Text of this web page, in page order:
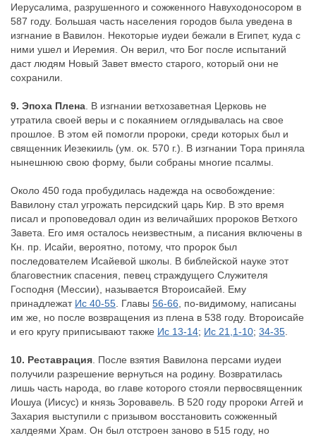
Иерусалима, разрушенного и сожженного Навуходоносором в
587 году. Большая часть населения городов была уведена в
изгнание в Вавилон. Некоторые иудеи бежали в Египет, куда с
ними ушел и Иеремия. Он верил, что Бог после испытаний
даст людям Новый Завет вместо старого, который они не
сохранили.
9. Эпоха Плена . В изгнании ветхозаветная Церковь не
утратила своей веры и с покаянием оглядывалась на свое
прошлое. В этом ей помогли пророки, среди которых был и
священник Иезекииль (ум. ок. 570 г.). В изгнании Тора приняла
нынешнюю свою форму, были собраны многие псалмы.
Около 450 года пробудилась надежда на освобождение:
Вавилону стал угрожать персидский царь Кир. В это время
писал и проповедовал один из величайших пророков Ветхого
Завета. Его имя осталось неизвестным, а писания включены в
Кн. пр. Исайи, вероятно, потому, что пророк был
последователем Исайевой школы. В библейской науке этот
благовестник спасения, певец страждущего Служителя
Господня (Мессии), называется Второисайей. Ему
принадлежат Ис 40-55 . Главы 56-66 , по-видимому, написаны
им же, но после возвращения из плена в 538 году. Второисайе
и его кругу приписывают также Ис 13-14; Ис 21,1-10; 34-35
10. Реставрация . После взятия Вавилона персами иудеи
получили разрешение вернуться на родину. Возвратилась
лишь часть народа, во главе которого стояли первосвященник
Иошуа (Иисус) и князь Зоровавель. В 520 году пророки Аггей и
Захария выступили с призывом восстановить сожженный
халдеями Храм. Он был отстроен заново в 515 году, но